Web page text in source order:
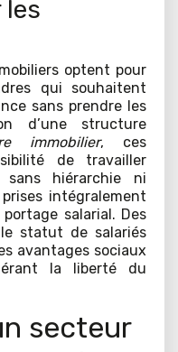
optent pour
qui souhaitent
sans prendre les
d’une structure
immobilier, ces
de travailler
hiérarchie ni
intégralement
salarial. Des
statut de salariés
avantages sociaux
la liberté du
secteur